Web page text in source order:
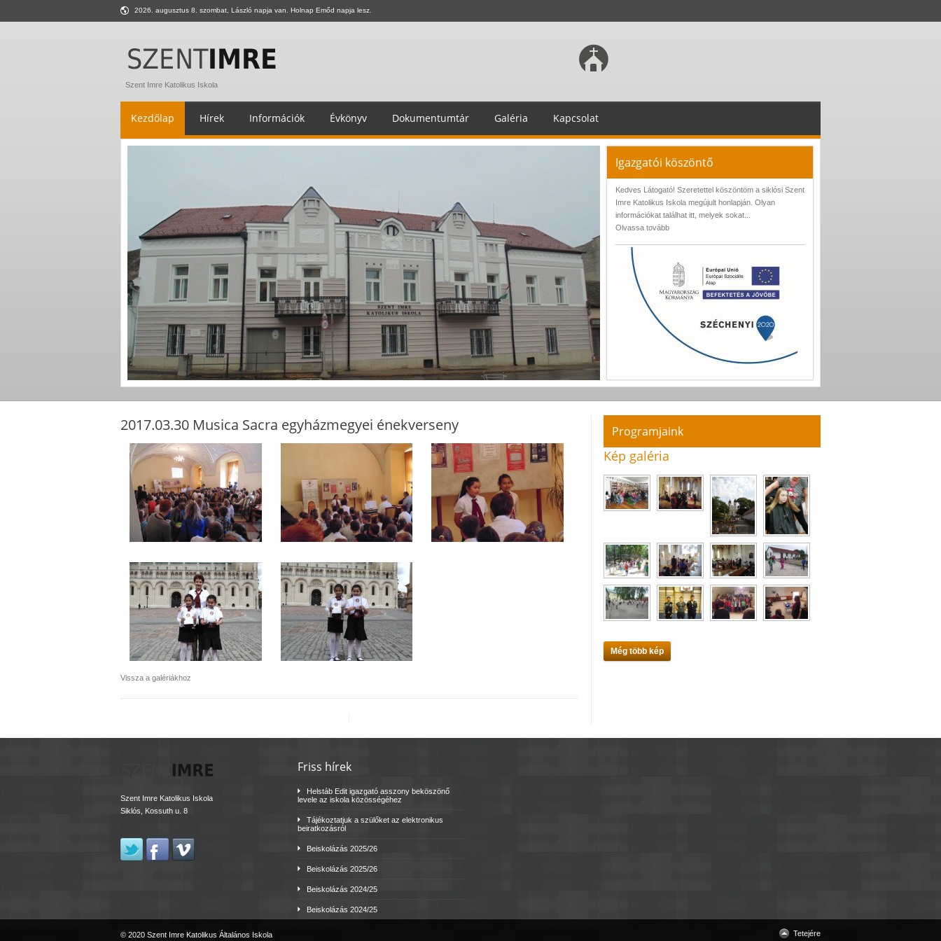
2026. augusztus 8. szombat, László napja van. Holnap Emőd napja lesz.
Szent Imre Katolikus Iskola
Kezdőlap Hírek Információk Évkönyv Dokumentumtár Galéria Kapcsolat
Igazgatói köszöntő
Kedves Látogató! Szeretettel köszöntöm a siklósi Szent
Imre Katolikus Iskola megújult honlapján. Olyan
információkat találhat itt, melyek sokat...
Olvassa tovább
2017.03.30 Musica Sacra egyházmegyei énekverseny
Vissza a galériákhoz
Programjaink
Kép galéria
Még több kép
Szent Imre Katolikus Iskola
Siklós, Kossuth u. 8
Friss hírek
Helstáb Edit igazgató asszony beköszönő
levele az iskola közösségéhez
Tájékoztatjuk a szülőket az elektronikus
beiratkozásról
Beiskolázás 2025/26
Beiskolázás 2025/26
Beiskolázás 2024/25
Beiskolázás 2024/25
© 2020 Szent Imre Katolikus Általános Iskola Tetejére